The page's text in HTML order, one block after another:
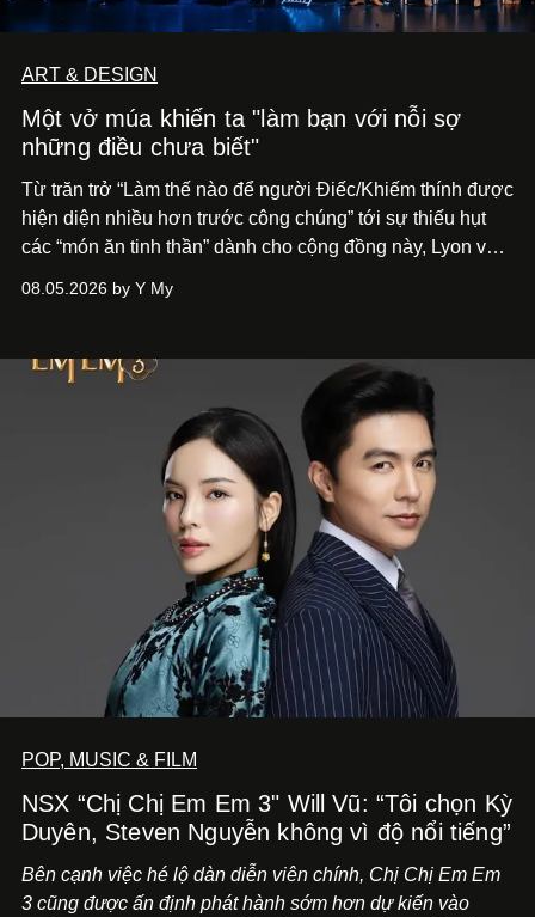
ART & DESIGN
Một vở múa khiến ta "làm bạn với nỗi sợ
những điều chưa biết"
Từ trăn trở “Làm thế nào để người Điếc/Khiếm thính được
hiện diện nhiều hơn trước công chúng” tới sự thiếu hụt
các “món ăn tinh thần” dành cho cộng đồng này, Lyon và
phẩm múa đương đại thành hiện thực, mang tên Lắng
08.05.2026 by Y My
POP, MUSIC & FILM
NSX “Chị Chị Em Em 3" Will Vũ: “Tôi chọn Kỳ
Duyên, Steven Nguyễn không vì độ nổi tiếng”
Bên cạnh việc hé lộ dàn diễn viên chính, Chị Chị Em Em
3 cũng được ấn định phát hành sớm hơn dự kiến vào